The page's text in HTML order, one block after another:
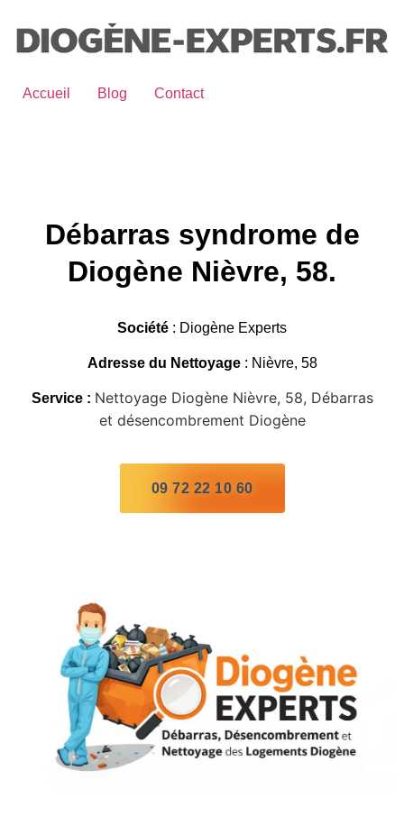
Accueil Blog Contact
Débarras syndrome de
Diogène Nièvre, 58.
Société : Diogène Experts
Adresse du Nettoyage: Nièvre, 58
Service : Nettoyage Diogène Nièvre, 58, Débarras
et désencombrement Diogène
09 72 22 10 60